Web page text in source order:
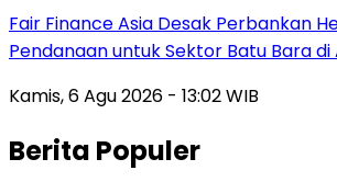
Fair Finance Asia Desak Perbankan
Pendanaan untuk Sektor Batu Bara di
Kamis, 6 Agu 2026 - 13:02 WIB
Berita Populer